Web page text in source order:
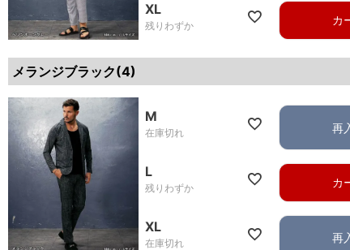
XL
残りわずか カ
メランジブラック(4)
M
在庫切れ 再
L
残りわずか カ
XL
在庫切れ 再